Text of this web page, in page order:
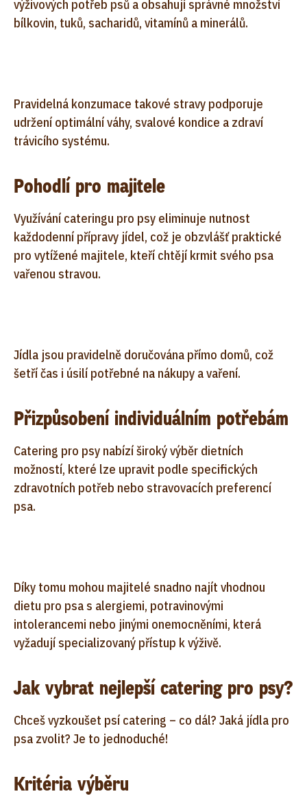
výživových potřeb psů a obsahují správné množství
bílkovin, tuků, sacharidů, vitamínů a minerálů.
Pravidelná konzumace takové stravy podporuje
udržení optimální váhy, svalové kondice a zdraví
trávicího systému.
Pohodlí pro majitele
Využívání cateringu pro psy eliminuje nutnost
každodenní přípravy jídel, což je obzvlášť praktické
pro vytížené majitele, kteří chtějí krmit svého psa
vařenou stravou.
Jídla jsou pravidelně doručována přímo domů, což
šetří čas i úsilí potřebné na nákupy a vaření.
Přizpůsobení individuálním potřebám
Catering pro psy nabízí široký výběr dietních
možností, které lze upravit podle specifických
zdravotních potřeb nebo stravovacích preferencí
psa.
Díky tomu mohou majitelé snadno najít vhodnou
dietu pro psa s alergiemi, potravinovými
intolerancemi nebo jinými onemocněními, která
vyžadují specializovaný přístup k výživě.
Jak vybrat nejlepší catering pro psy?
Chceš vyzkoušet psí catering – co dál? Jaká jídla pro
psa zvolit? Je to jednoduché!
Kritéria výběru